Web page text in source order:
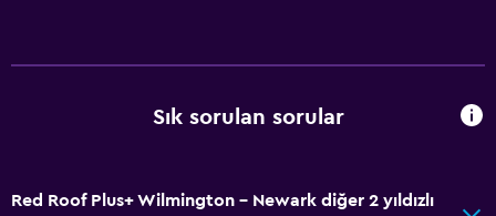
Sık sorulan sorular
Red Roof Plus+ Wilmington - Newark diğer 2 yıldızlı